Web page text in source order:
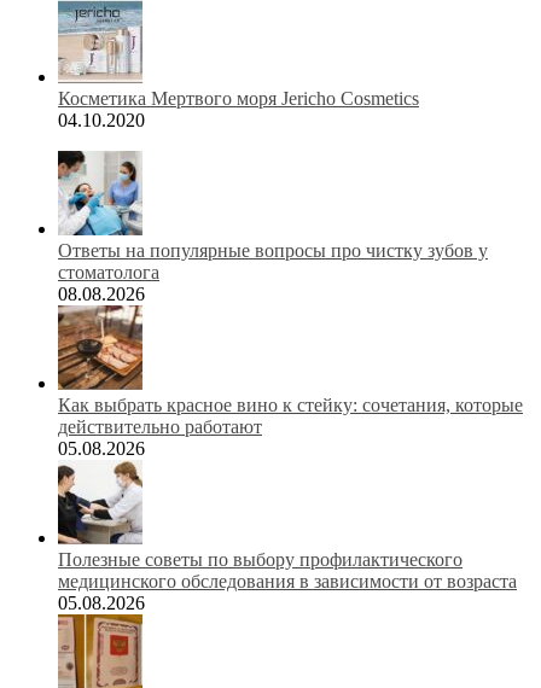
Косметика Мертвого моря Jericho Cosmetics
04.10.2020
Ответы на популярные вопросы про чистку зубов у
стоматолога
08.08.2026
Как выбрать красное вино к стейку: сочетания, которые
действительно работают
05.08.2026
Полезные советы по выбору профилактического
медицинского обследования в зависимости от возраста
05.08.2026